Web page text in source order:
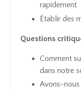
rapidement
Établir des
Questions
Comment
dans notre
Avons-